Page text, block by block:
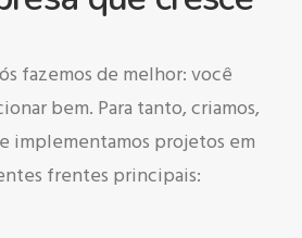
fazemos de melhor: você
bem. Para tanto, criamos,
implementamos projetos em
frentes principais: